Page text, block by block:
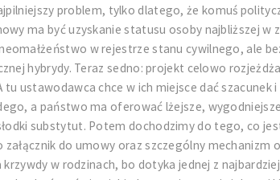
problem, tylko dlatego, że komuś
ma być uzyskanie statusu osoby najbliższej
w rejestrze stanu cywilnego, ale
hybrydy. Teraz sedno: projekt celowo
ustawodawca chce w ich miejsce dać
a państwo ma oferować lżejsze,
substytut. Potem dochodzimy do tego, co
do umowy oraz szczególny
w rodzinach, bo dotyka jednej z